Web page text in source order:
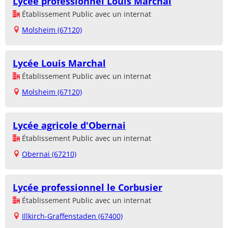
Établissement Public avec un internat
Molsheim (67120)
Lycée Louis Marchal
Établissement Public avec un internat
Molsheim (67120)
Lycée agricole d'Obernai
Établissement Public avec un internat
Obernai (67210)
Lycée professionnel le Corbusier
Établissement Public avec un internat
Illkirch-Graffenstaden (67400)